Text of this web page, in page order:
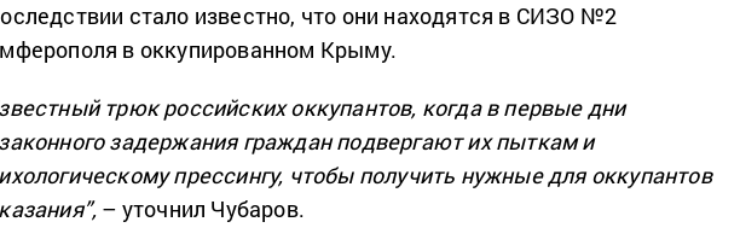
стало известно, что они находятся в СИЗО №2
в оккупированном Крыму.
трюк российских оккупантов, когда в первые дни
задержания граждан подвергают их пыткам и
прессингу, чтобы получить нужные для оккупантов
– уточнил Чубаров.